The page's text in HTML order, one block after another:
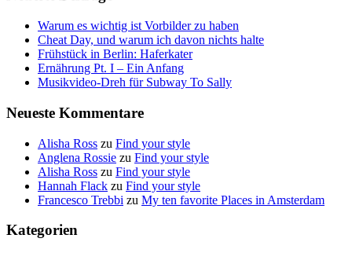
Warum es wichtig ist Vorbilder zu haben
Cheat Day, und warum ich davon nichts halte
Frühstück in Berlin: Haferkater
Ernährung Pt. I – Ein Anfang
Musikvideo-Dreh für Subway To Sally
Neueste Kommentare
Alisha Ross zu Find your style
Anglena Rossie zu Find your style
Alisha Ross zu Find your style
Hannah Flack zu Find your style
Francesco Trebbi zu My ten favorite Places in Amsterdam
Kategorien